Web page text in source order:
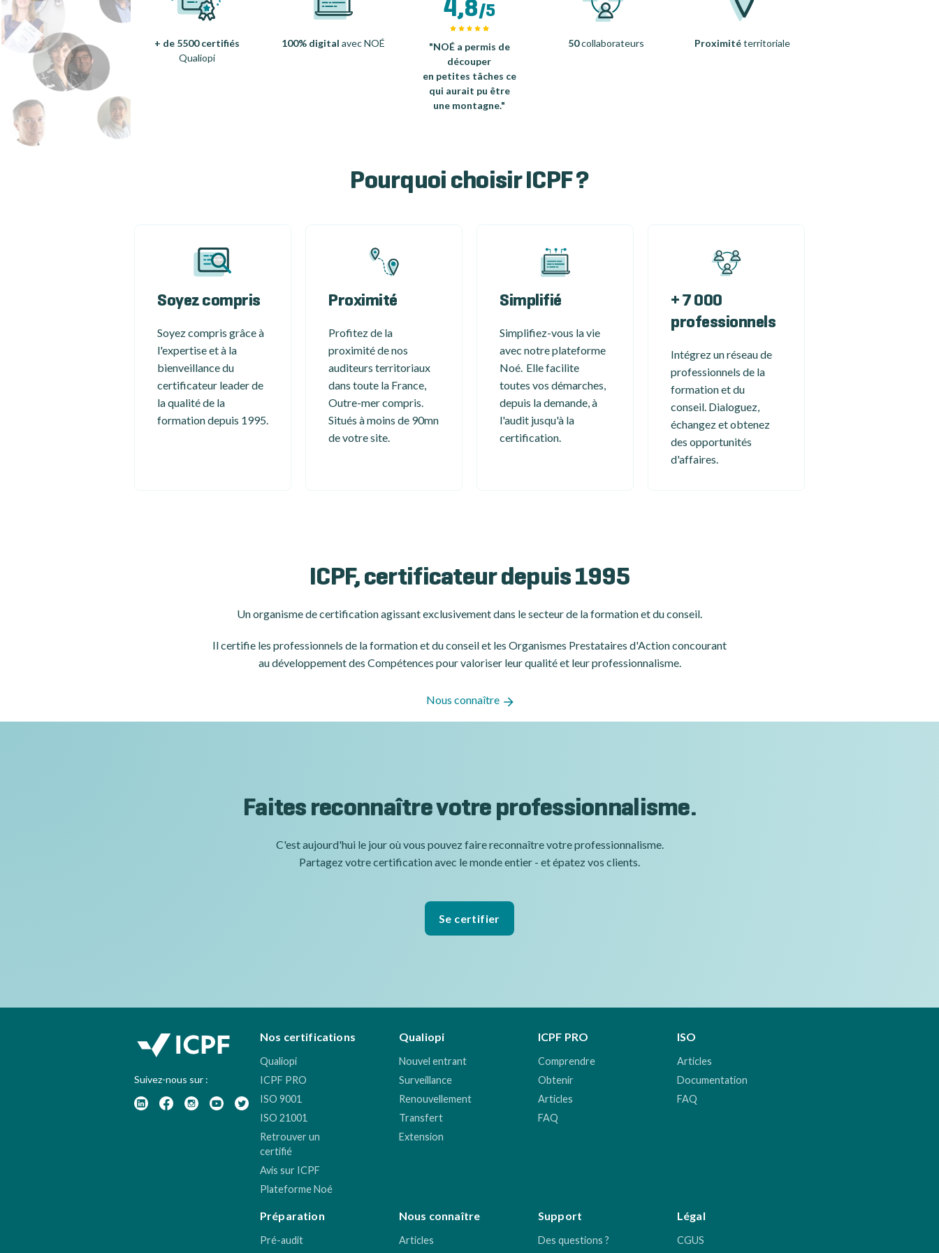
+ de 5500 certifiés
Qualiopi
100% digital avec NOÉ
4,8/5
"NOÉ a permis de
découper
en petites tâches ce
qui aurait pu être
une montagne."
50collaborateurs Proximitéterritoriale
Pourquoi choisir ICPF ?
Soyez compris
Soyez compris grâce à
l'expertise et à la
bienveillance du
certificateur leader de
la qualité de la
formation depuis 1995.
Proximité
Profitez de la
proximité de nos
auditeurs territoriaux
dans toute la France,
Outre-mer compris.
Situés à moins de 90mn
de votre site.
Simplifié
Simplifiez-vous la vie
avec notre plateforme
Noé. Elle facilite
toutes vos démarches,
depuis la demande, à
l'audit jusqu'à la
certification.
+ 7 000
professionnels
Intégrez un réseau de
professionnels de la
formation et du
conseil. Dialoguez,
échangez et obtenez
des opportunités
d'affaires.
ICPF, certificateur depuis 1995
Un organisme de certificationagissant exclusivement dans le secteur de la formation et du conseil.
Il certifie les professionnels de la formation et du conseil et les Organismes Prestataires d'Action concourant
au développement des Compétences pour valoriser leur qualité et leur professionnalisme.
Nous connaître
Faites reconnaître votre professionnalisme.
C'est aujourd'hui le jour où vous pouvez faire reconnaître votre professionnalisme.
Partagez votre certification avec le monde entier - et épatez vos clients.
Se certifier
Suivez-nous sur :
Nos certifications
Qualiopi
ICPF PRO
ISO 9001
ISO 21001
Retrouver un
certifié
Avis sur ICPF
Plateforme Noé
Qualiopi
Nouvel entrant
Surveillance
Renouvellement
Transfert
Extension
ICPF PRO
Comprendre
Obtenir
Articles
FAQ
ISO
Articles
Documentation
FAQ
Préparation
Pré-audit
Nous connaître
Articles
Support
Des questions ?
Légal
CGUS